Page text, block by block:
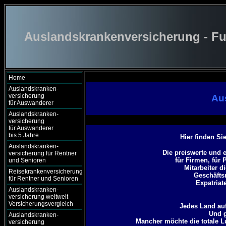
Auslandskrankenversicherung -
Home
Auslandskranken-
versicherung
für Auswanderer
Auslandskranken-
versicherung
für Auswanderer
bis 5 Jahre
Auslandskranken-
versicherung für Rentner
und Senioren
Reisekrankenversicherung
für Rentner und Senioren
Auslandskranken-
versicherung weltweit
Versicherungsvergleich
Auslandskranken-
versicherung
Hier finden
Die preiswerte und
für Firmen, für
Mitarbeiter
Jedes Land
Und
Mancher möchte die totale